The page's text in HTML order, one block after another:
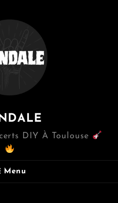
DIY À Toulouse
Menu